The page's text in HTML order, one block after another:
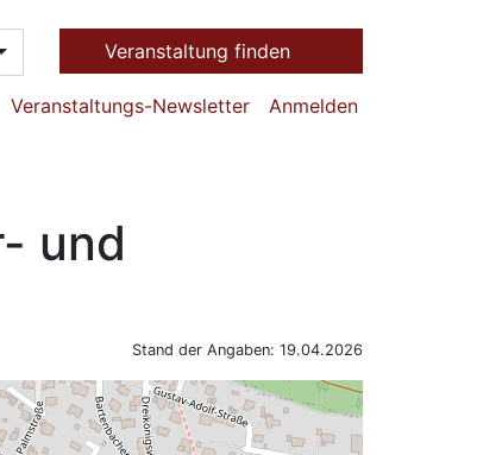
Veranstaltung finden
Veranstaltungs-Newsletter Anmelden
und
Stand der Angaben: 19.04.2026